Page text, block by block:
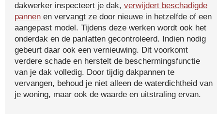
dakwerker inspecteert je dak, verwijdert beschadigde
pannen en vervangt ze door nieuwe in hetzelfde of een
aangepast model. Tijdens deze werken wordt ook het
onderdak en de panlatten gecontroleerd. Indien nodig
gebeurt daar ook een vernieuwing. Dit voorkomt
verdere schade en herstelt de beschermingsfunctie
van je dak volledig. Door tijdig dakpannen te
vervangen, behoud je niet alleen de waterdichtheid van
je woning, maar ook de waarde en uitstraling ervan.